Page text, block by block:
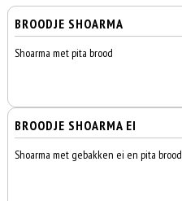
BROODJE SHOARMA
Shoarma met pita brood
BROODJE SHOARMA EI
Shoarma met gebakken ei en pita brood